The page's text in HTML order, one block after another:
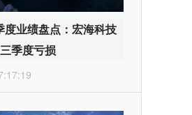
度业绩盘点：宏海科技
季度亏损